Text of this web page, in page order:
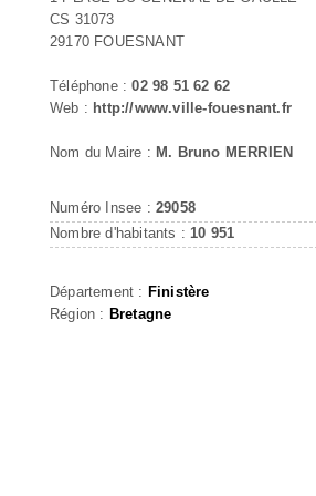
CS 31073
29170 FOUESNANT
Téléphone :02 98 51 62 62
Web : http://www.ville-fouesnant.fr
Nom du Maire : M. Bruno MERRIEN
Numéro Insee : 29058
Nombre d'habitants : 10 951
Département : Finistère
Région : Bretagne